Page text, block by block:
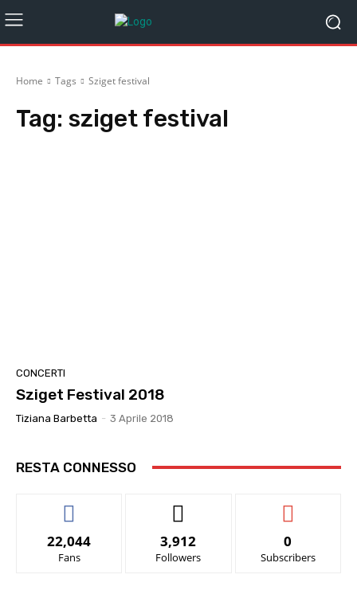
Home Tags Sziget festival
Tag: sziget festival
CONCERTI
Sziget Festival 2018
Tiziana Barbetta - 3 Aprile 2018
RESTA CONNESSO
22,044
Fans
3,912
Followers
0
Subscribers